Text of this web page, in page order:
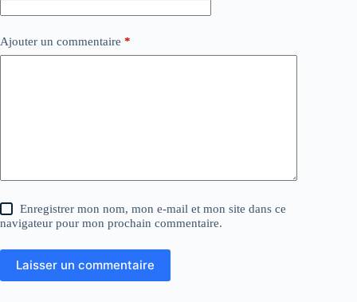
Ajouter un commentaire *
Enregistrer mon nom, mon e-mail et mon site dans ce
navigateur pour mon prochain commentaire.
Laisser un commentaire